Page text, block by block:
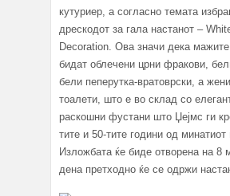
кутуриер, а согласно темата
дрескодот за гала настанот –
Decoration. Ова значи дека
бидат облечени црни фракови,
бели пеперутка-вратоврски, а
тоалети, што е во склад со
раскошни фустани што Џејмс ги
тите и 50-тите години од минатиот
Изложбата ќе биде отворена на 8
дена претходно ќе се одржи